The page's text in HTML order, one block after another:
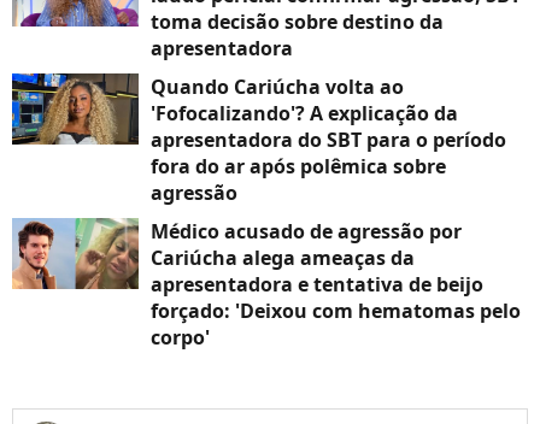
toma decisão sobre destino da
apresentadora
Quando Cariúcha volta ao
'Fofocalizando'? A explicação da
apresentadora do SBT para o período
fora do ar após polêmica sobre
agressão
Médico acusado de agressão por
Cariúcha alega ameaças da
apresentadora e tentativa de beijo
forçado: 'Deixou com hematomas pelo
corpo'